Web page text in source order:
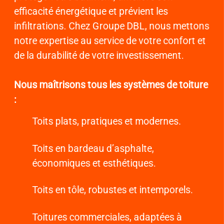
efficacité énergétique et prévient les
infiltrations. Chez Groupe DBL, nous mettons
notre expertise au service de votre confort et
de la durabilité de votre investissement.
Nous maîtrisons tous les systèmes de toiture
:
Toits plats, pratiques et modernes.
Toits en bardeau d’asphalte,
économiques et esthétiques.
Toits en tôle, robustes et intemporels.
Toitures commerciales, adaptées à